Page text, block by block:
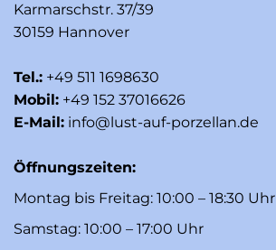
Karmarschstr. 37/39
30159 Hannover
Tel.: +49 511 1698630
Mobil: +49 152 37016626
E-Mail: info@lust-auf-porzellan.de
Öffnungszeiten:
Montag bis Freitag: 10:00 – 18:30 Uhr
Samstag: 10:00 – 17:00 Uhr